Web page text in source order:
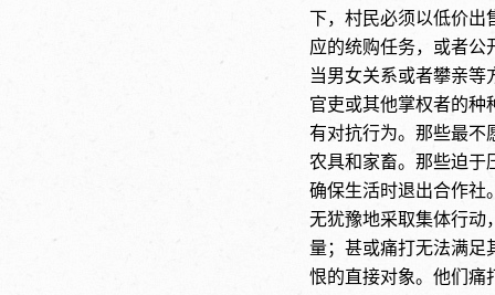
下，村民必须以低价出
应的统购任务，或者公
当男女关系或者攀亲等
官吏或其他掌权者的种
有对抗行为。那些最不
农具和家畜。那些迫于
确保生活时退出合作社
无犹豫地采取集体行动
量；甚或痛打无法满足
恨的直接对象。他们痛